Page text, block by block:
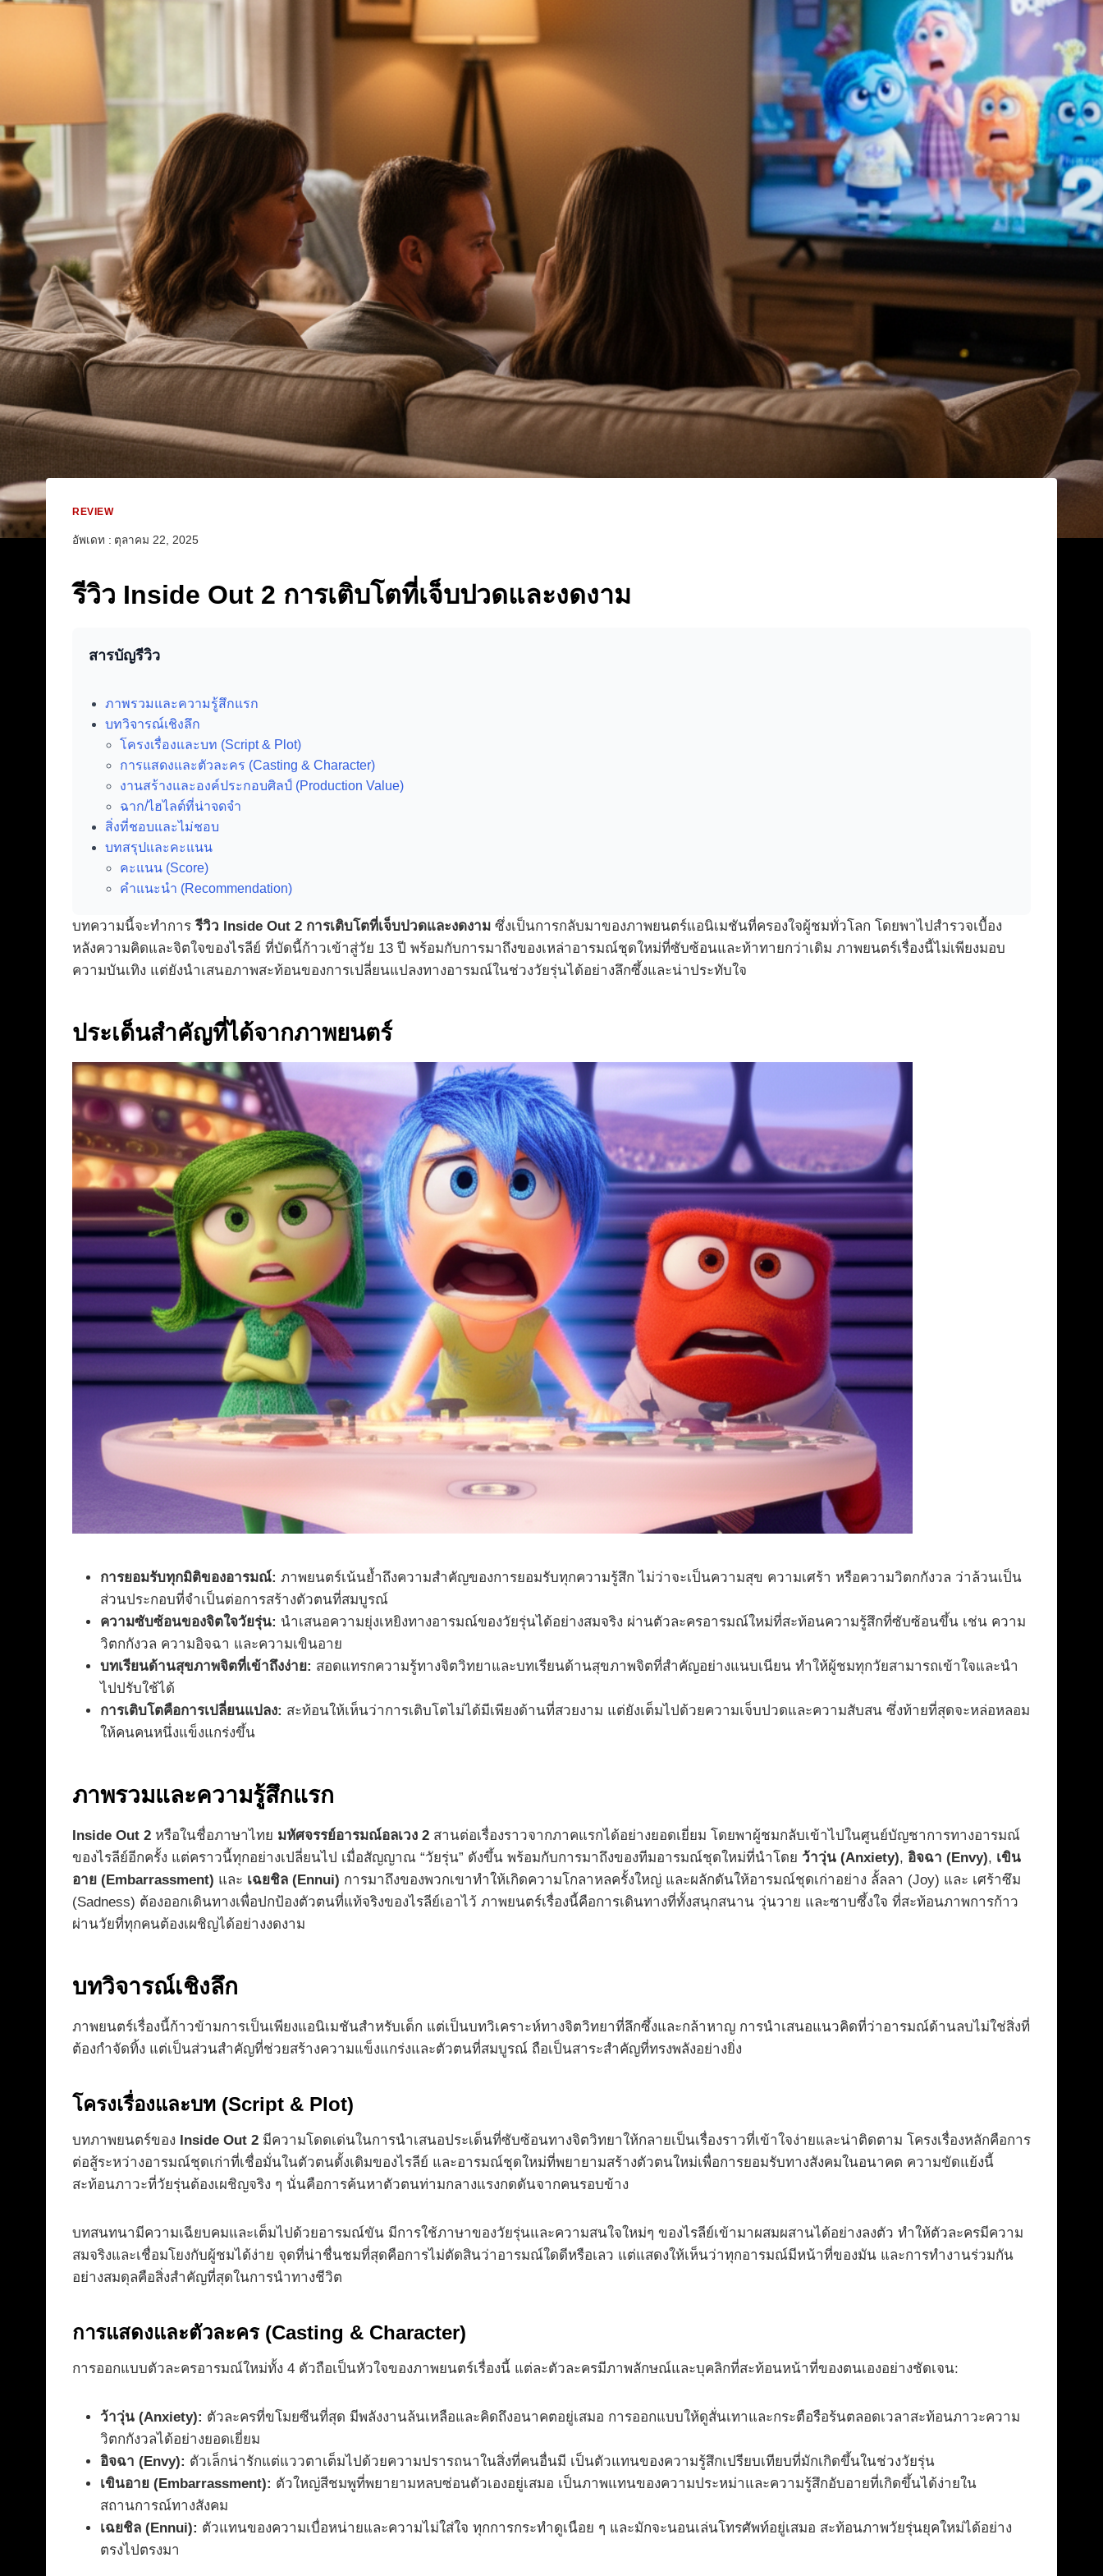
REVIEW
อัพเดท : ตุลาคม 22, 2025
รีวิว Inside Out 2 การเติบโตที่เจ็บปวดและงดงาม
สารบัญรีวิว
ภาพรวมและความรู้สึกแรก
บทวิจารณ์เชิงลึก
โครงเรื่องและบท (Script & Plot)
การแสดงและตัวละคร (Casting & Character)
งานสร้างและองค์ประกอบศิลป์ (Production Value)
ฉาก/ไฮไลต์ที่น่าจดจำ
สิ่งที่ชอบและไม่ชอบ
บทสรุปและคะแนน
คะแนน (Score)
คำแนะนำ (Recommendation)
บทความนี้จะทำการรีวิว Inside Out 2 การเติบโตที่เจ็บปวดและงดงาม ซึ่งเป็นการกลับมาของภาพยนตร์แอนิเมชันที่ครองใจผู้ชมทั่วโลก โดยพาไปสำรวจเบื้อง
หลังความคิดและจิตใจของไรลีย์ ที่บัดนี้ก้าวเข้าสู่วัย 13 ปี พร้อมกับการมาถึงของเหล่าอารมณ์ชุดใหม่ที่ซับซ้อนและท้าทายกว่าเดิม ภาพยนตร์เรื่องนี้ไม่เพียงมอบ
ความบันเทิง แต่ยังนำเสนอภาพสะท้อนของการเปลี่ยนแปลงทางอารมณ์ในช่วงวัยรุ่นได้อย่างลึกซึ้งและน่าประทับใจ
ประเด็นสำคัญที่ได้จากภาพยนตร์
การยอมรับทุกมิติของอารมณ์: ภาพยนตร์เน้นย้ำถึงความสำคัญของการยอมรับทุกความรู้สึก ไม่ว่าจะเป็นความสุข ความเศร้า หรือความวิตกกังวล ว่าล้วนเป็น
ส่วนประกอบที่จำเป็นต่อการสร้างตัวตนที่สมบูรณ์
ความซับซ้อนของจิตใจวัยรุ่น: นำเสนอความยุ่งเหยิงทางอารมณ์ของวัยรุ่นได้อย่างสมจริง ผ่านตัวละครอารมณ์ใหม่ที่สะท้อนความรู้สึกที่ซับซ้อนขึ้น เช่น ความ
วิตกกังวล ความอิจฉา และความเขินอาย
บทเรียนด้านสุขภาพจิตที่เข้าถึงง่าย: สอดแทรกความรู้ทางจิตวิทยาและบทเรียนด้านสุขภาพจิตที่สำคัญอย่างแนบเนียน ทำให้ผู้ชมทุกวัยสามารถเข้าใจและนำ
ไปปรับใช้ได้
การเติบโตคือการเปลี่ยนแปลง: สะท้อนให้เห็นว่าการเติบโตไม่ได้มีเพียงด้านที่สวยงาม แต่ยังเต็มไปด้วยความเจ็บปวดและความสับสน ซึ่งท้ายที่สุดจะหล่อหลอม
ให้คนคนหนึ่งแข็งแกร่งขึ้น
ภาพรวมและความรู้สึกแรก
Inside Out 2 หรือในชื่อภาษาไทย มหัศจรรย์อารมณ์อลเวง 2 สานต่อเรื่องราวจากภาคแรกได้อย่างยอดเยี่ยม โดยพาผู้ชมกลับเข้าไปในศูนย์บัญชาการทางอารมณ์
ของไรลีย์อีกครั้ง แต่คราวนี้ทุกอย่างเปลี่ยนไป เมื่อสัญญาณ “วัยรุ่น” ดังขึ้น พร้อมกับการมาถึงของทีมอารมณ์ชุดใหม่ที่นำโดย ว้าวุ่น (Anxiety), อิจฉา (Envy), เขิน
อาย (Embarrassment) และ เฉยชิล (Ennui) การมาถึงของพวกเขาทำให้เกิดความโกลาหลครั้งใหญ่ และผลักดันให้อารมณ์ชุดเก่าอย่าง ลั้ลลา (Joy) และ เศร้าซึม
(Sadness) ต้องออกเดินทางเพื่อปกป้องตัวตนที่แท้จริงของไรลีย์เอาไว้ ภาพยนตร์เรื่องนี้คือการเดินทางที่ทั้งสนุกสนาน วุ่นวาย และซาบซึ้งใจ ที่สะท้อนภาพการก้าว
ผ่านวัยที่ทุกคนต้องเผชิญได้อย่างงดงาม
บทวิจารณ์เชิงลึก
ภาพยนตร์เรื่องนี้ก้าวข้ามการเป็นเพียงแอนิเมชันสำหรับเด็ก แต่เป็นบทวิเคราะห์ทางจิตวิทยาที่ลึกซึ้งและกล้าหาญ การนำเสนอแนวคิดที่ว่าอารมณ์ด้านลบไม่ใช่สิ่งที่
ต้องกำจัดทิ้ง แต่เป็นส่วนสำคัญที่ช่วยสร้างความแข็งแกร่งและตัวตนที่สมบูรณ์ ถือเป็นสาระสำคัญที่ทรงพลังอย่างยิ่ง
โครงเรื่องและบท (Script & Plot)
บทภาพยนตร์ของ Inside Out 2 มีความโดดเด่นในการนำเสนอประเด็นที่ซับซ้อนทางจิตวิทยาให้กลายเป็นเรื่องราวที่เข้าใจง่ายและน่าติดตาม โครงเรื่องหลักคือการ
ต่อสู้ระหว่างอารมณ์ชุดเก่าที่เชื่อมั่นในตัวตนดั้งเดิมของไรลีย์ และอารมณ์ชุดใหม่ที่พยายามสร้างตัวตนใหม่เพื่อการยอมรับทางสังคมในอนาคต ความขัดแย้งนี้
สะท้อนภาวะที่วัยรุ่นต้องเผชิญจริง ๆ นั่นคือการค้นหาตัวตนท่ามกลางแรงกดดันจากคนรอบข้าง
บทสนทนามีความเฉียบคมและเต็มไปด้วยอารมณ์ขัน มีการใช้ภาษาของวัยรุ่นและความสนใจใหม่ๆ ของไรลีย์เข้ามาผสมผสานได้อย่างลงตัว ทำให้ตัวละครมีความ
สมจริงและเชื่อมโยงกับผู้ชมได้ง่าย จุดที่น่าชื่นชมที่สุดคือการไม่ตัดสินว่าอารมณ์ใดดีหรือเลว แต่แสดงให้เห็นว่าทุกอารมณ์มีหน้าที่ของมัน และการทำงานร่วมกัน
อย่างสมดุลคือสิ่งสำคัญที่สุดในการนำทางชีวิต
การแสดงและตัวละคร (Casting & Character)
การออกแบบตัวละครอารมณ์ใหม่ทั้ง 4 ตัวถือเป็นหัวใจของภาพยนตร์เรื่องนี้ แต่ละตัวละครมีภาพลักษณ์และบุคลิกที่สะท้อนหน้าที่ของตนเองอย่างชัดเจน:
ว้าวุ่น (Anxiety): ตัวละครที่ขโมยซีนที่สุด มีพลังงานล้นเหลือและคิดถึงอนาคตอยู่เสมอ การออกแบบให้ดูสั่นเทาและกระตือรือร้นตลอดเวลาสะท้อนภาวะความ
วิตกกังวลได้อย่างยอดเยี่ยม
อิจฉา (Envy): ตัวเล็กน่ารักแต่แววตาเต็มไปด้วยความปรารถนาในสิ่งที่คนอื่นมี เป็นตัวแทนของความรู้สึกเปรียบเทียบที่มักเกิดขึ้นในช่วงวัยรุ่น
เขินอาย (Embarrassment): ตัวใหญ่สีชมพูที่พยายามหลบซ่อนตัวเองอยู่เสมอ เป็นภาพแทนของความประหม่าและความรู้สึกอับอายที่เกิดขึ้นได้ง่ายใน
สถานการณ์ทางสังคม
เฉยชิล (Ennui): ตัวแทนของความเบื่อหน่ายและความไม่ใส่ใจ ทุกการกระทำดูเนือย ๆ และมักจะนอนเล่นโทรศัพท์อยู่เสมอ สะท้อนภาพวัยรุ่นยุคใหม่ได้อย่าง
ตรงไปตรงมา